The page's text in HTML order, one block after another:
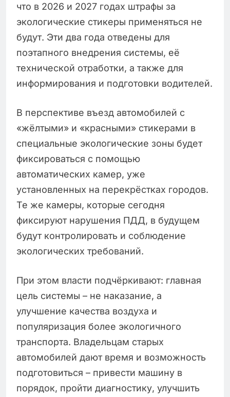
что в 2026 и 2027 годах штрафы за
экологические стикеры применяться не
будут. Эти два года отведены для
поэтапного внедрения системы, её
технической отработки, а также для
информирования и подготовки водителей.
В перспективе въезд автомобилей с
«жёлтыми» и «красными» стикерами в
специальные экологические зоны будет
фиксироваться с помощью
автоматических камер, уже
установленных на перекрёстках городов.
Те же камеры, которые сегодня
фиксируют нарушения ПДД, в будущем
будут контролировать и соблюдение
экологических требований.
При этом власти подчёркивают: главная
цель системы – не наказание, а
улучшение качества воздуха и
популяризация более экологичного
транспорта. Владельцам старых
автомобилей дают время и возможность
подготовиться – привести машину в
порядок, пройти диагностику, улучшить